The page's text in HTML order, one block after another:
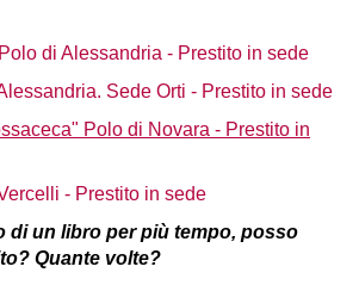
di Alessandria - Prestito in sede
Sede Orti - Prestito in sede
Polo di Novara - Prestito in
- Prestito in sede
di un libro per più tempo, posso
Quante volte?